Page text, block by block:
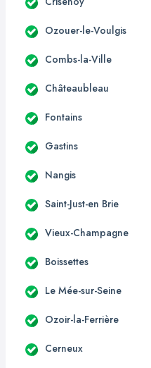
Ozouer-le-Voulgis
Combs-la-Ville
Châteaubleau
Fontains
Gastins
Nangis
Saint-Just-en Brie
Vieux-Champagne
Boissettes
Le Mée-sur-Seine
Ozoir-la-Ferrière
Cerneux